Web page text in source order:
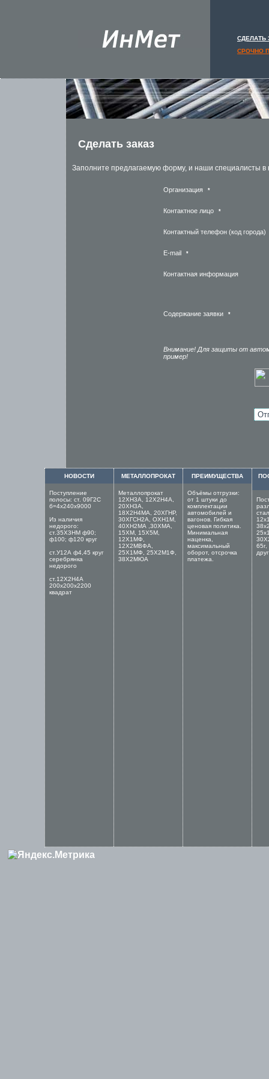
СДЕЛАТЬ
СРОЧНО
Сделать заказ
Заполните предлагаемую форму, и наши специалисты в
Организация *
Контактное лицо *
Контактный телефон (код города)
E-mail *
Контактная информация
Содержание заявки *
Внимание! Для защиты от
пример!
НОВОСТИ
Поступление
полосы: ст. 09Г2С
б=4х240х9000
Из наличия
недорого:
ст.35Х3НМ ф90;
ф100; ф120 круг
ст.У12А ф4,45 круг
серебрянка
недорого
ст.12Х2Н4А
200х200х2200
квадрат
МЕТАЛЛОПРОКАТ
Металлопрокат
12ХН3А, 12Х2Н4А,
20ХН3А,
18Х2Н4МА, 20ХГНР,
30ХГСН2А, ОХН1М,
40ХН2МА ,30ХМА,
15ХМ, 15Х5М,
12Х1МФ,
12Х2МВФА,
25Х1МФ, 25Х2М1Ф,
38Х2МЮА
ПРЕИМУЩЕСТВА
Объёмы отгрузки:
от 1 штуки до
комплектации
автомобилей и
вагонов. Гибкая
ценовая политика.
Минимальная
наценка,
максимальный
оборот, отсрочка
платежа.